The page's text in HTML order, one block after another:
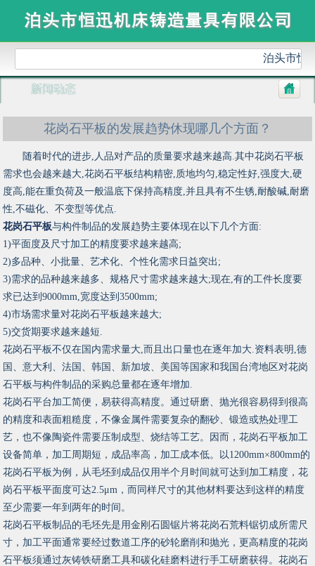
泊头市恒
新闻动态
花岗石平板的发展趋势休现哪几个方面？
随着时代的进步,人品对产品的质量要求越来越高.其中花岗石平板
需求也会越来越大,花岗石平板结构精密,质地均匀,稳定性好,强度大,硬
度高,能在重负荷及一般温底下保持高精度,并且具有不生锈,耐酸碱,耐磨
性,不磁化、不变型等优点.
花岗石平板与构件制品的发展趋势主要体现在以下几个方面:
1)平面度及尺寸加工的精度要求越来越高;
2)多品种、小批量、艺术化、个性化需求日益突出;
3)需求的品种越来越多、规格尺寸需求越来越大;现在,有的工件长度要
求已达到9000mm,宽度达到3500mm;
4)市场需求量对花岗石平板越来越大;
5)交货期要求越来越短.
花岗石平板不仅在国内需求量大,而且出口量也在逐年加大.资料表明,德
国、意大利、法国、韩国、新加坡、美国等国家和我国台湾地区对花岗
石平板与构件制品的采购总量都在逐年增加.
花岗石平台加工简便，易获得高精度。通过研磨、抛光很容易得到很高
的精度和表面粗糙度，不像金属件需要复杂的翻砂、锻造或热处理工
艺，也不像陶瓷件需要压制成型、烧结等工艺。因而，花岗石平板加工
设备简单，加工周期短，成品率高，加工成本低。以1200mm×800mm的
花岗石平板为例，从毛坯到成品仅用半个月时间就可达到加工精度，花
岗石平板平面度可达2.5μm，而同样尺寸的其他材料要达到这样的精度
至少需要一年到两年的时间。
花岗石平板制品的毛坯先是用金刚石圆锯片将花岗石荒料锯切成所需尺
寸，加工平面通常要经过数道工序的砂轮磨削和抛光，更高精度的花岗
石平板须通过灰铸铁研磨工具和碳化硅磨料进行手工研磨获得。花岗石